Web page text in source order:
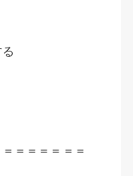
＝＝＝＝＝＝